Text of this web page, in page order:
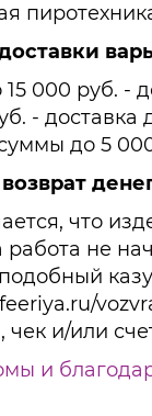
15 000 руб. -
-
до 5
что
работа не
чек и/или
и